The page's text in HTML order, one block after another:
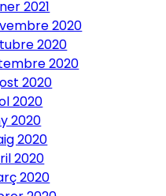
2021
2020
2020
2020
2020
2020
2020
2020
2020
2020